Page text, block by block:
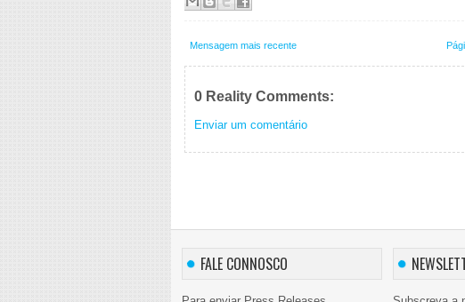
Mensagem mais recente
0 Reality Comments:
Enviar um comentário
FALE CONNOSCO